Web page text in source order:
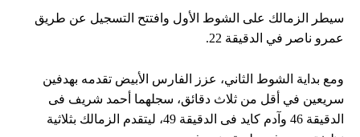
سيطر الزمالك على الشوط الأول وافتتح التسجيل عن طريق
عمرو ناصر في الدقيقة 22.
ومع بداية الشوط الثاني، عزز الفارس الأبيض تقدمه بهدفين
سريعين في أقل من ثلاث دقائق، سجلهما أحمد شريف فى
الدقيقة 46 وآدم كايد فى الدقيقة 49، ليتقدم الزمالك بثلاثية